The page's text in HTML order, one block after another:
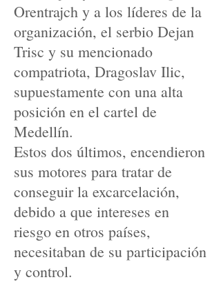
Orentrajch y a los líderes de la
organización, el serbio Dejan
Trisc y su mencionado
compatriota, Dragoslav Ilic,
supuestamente con una alta
posición en el cartel de
Medellín.
Estos dos últimos, encendieron
sus motores para tratar de
conseguir la excarcelación,
debido a que intereses en
riesgo en otros países,
necesitaban de su participación
y control.